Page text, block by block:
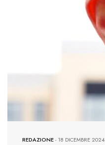
REDAZIONE-18 DICEMBRE 2024